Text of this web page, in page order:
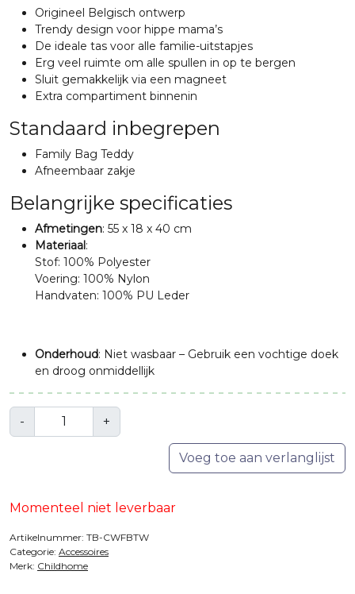
Origineel Belgisch ontwerp
Trendy design voor hippe mama’s
De ideale tas voor alle familie-uitstapjes
Erg veel ruimte om alle spullen in op te bergen
Sluit gemakkelijk via een magneet
Extra compartiment binnenin
Standaard inbegrepen
Family Bag Teddy
Afneembaar zakje
Belangrijke specificaties
Afmetingen: 55 x 18 x 40 cm
Materiaal:
Stof: 100% Polyester
Voering: 100% Nylon
Handvaten: 100% PU Leder
Onderhoud: Niet wasbaar – Gebruik een vochtige doek
en droog onmiddellijk
- +
Voeg toe aan verlanglijst
Momenteel niet leverbaar
Artikelnummer: TB-CWFBTW
Categorie: Accessoires
Merk: Childhome